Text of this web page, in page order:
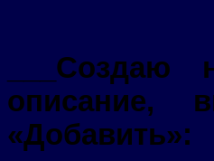
___Создаю
описание,
«Добавить»: